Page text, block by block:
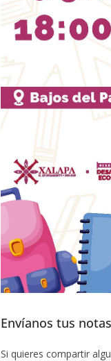
Envíanos tus notas
Si quieres compartir